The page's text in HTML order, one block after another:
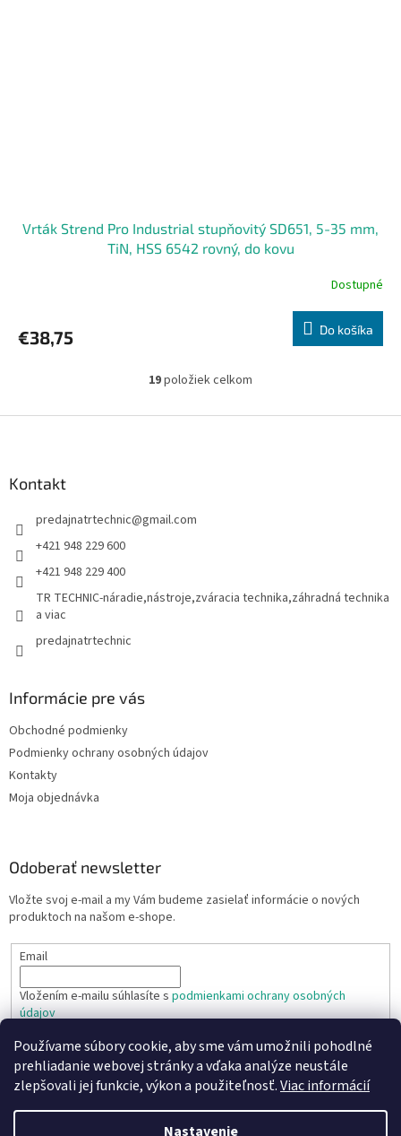
Používame súbory cookie, aby sme vám umožnili pohodlné
prehliadanie webovej stránky a vďaka analýze neustále
zlepšovali jej funkcie, výkon a použiteľnosť.Viac informácií
Nastavenie
Vrták Strend Pro Industrial stupňovitý SD651, 5-35 mm,
TiN, HSS 6542 rovný, do kovu
Dostupné
€38,75 Do košíka
O
l
k
19položiek celkom
Kontakt
predajnatrtechnic@gmail.com
+421 948 229 600
+421 948 229 400
TR TECHNIC-náradie,nástroje,zváracia technika,záhradná technika
a viac
predajnatrtechnic
Informácie pre vás
Obchodné podmienky
Podmienky ochrany osobných údajov
Kontakty
Moja objednávka
Odoberať newsletter
Vložte svoj e-mail a my Vám budeme zasielať informácie o nových
produktoch na našom e-shope.
Email
Vložením e-mailu súhlasíte s podmienkami ochrany osobných
údajov
PRIHLÁSIŤ SA